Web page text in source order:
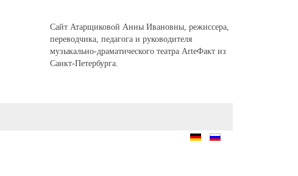
Сайт Атарщиковой Анны Ивановны, режиссера,
переводчика, педагога и руководителя
музыкально-драматического театра ArteФакт из
Санкт-Петербурга.